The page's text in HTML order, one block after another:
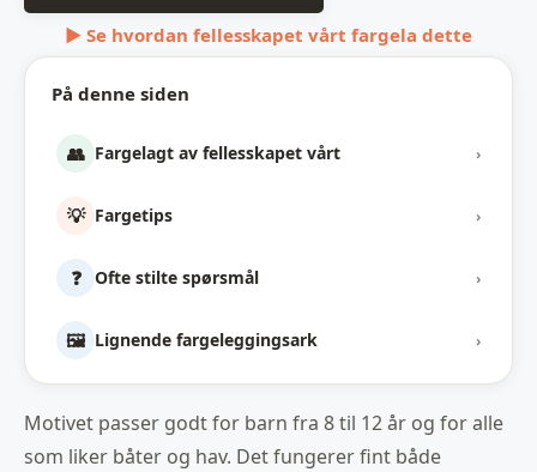
På denne siden
👥 Fargelagt av fellesskapet vårt ›
💡 Fargetips ›
❓ Ofte stilte spørsmål ›
🖼️ Lignende fargeleggingsark ›
▶ Se hvordan fellesskapet vårt fargela dette
Motivet passer godt for barn fra 8 til 12 år og for alle
som liker båter og hav. Det fungerer fint både